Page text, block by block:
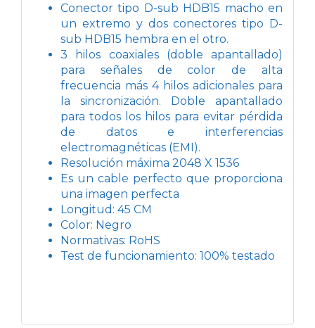
Conector tipo D-sub HDB15 macho en
un extremo y dos conectores tipo D-
sub HDB15 hembra en el otro.
3 hilos coaxiales (doble apantallado)
para señales de color de alta
frecuencia más 4 hilos adicionales para
la sincronización. Doble apantallado
para todos los hilos para evitar pérdida
de datos e interferencias
electromagnéticas (EMI).
Resolución máxima 2048 X 1536
Es un cable perfecto que proporciona
una imagen perfecta
Longitud: 45 CM
Color: Negro
Normativas: RoHS
Test de funcionamiento: 100% testado